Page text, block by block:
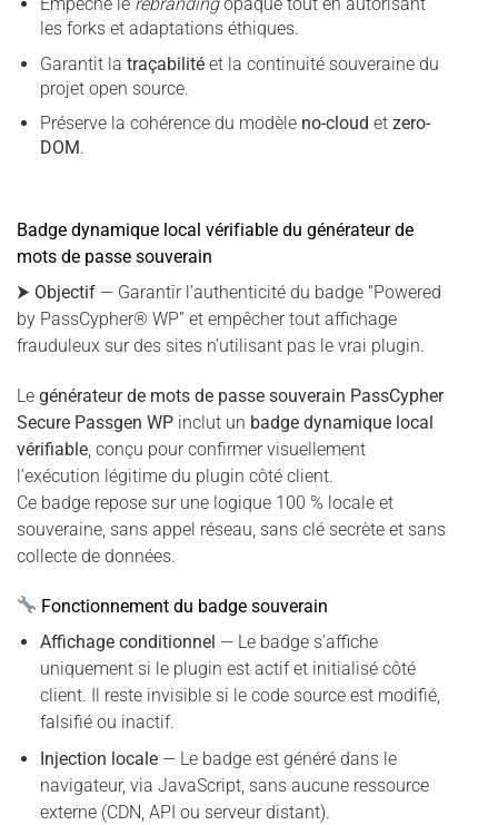
les forks et adaptations éthiques.
Garantit la traçabilitéet la continuité souveraine du
projet open source.
Préserve la cohérence du modèle no-cloud et zero-
DOM.
Badge dynamique local vérifiable du générateur de
mots de passe souverain
⮞ Objectif — Garantir l’authenticité du badge “Powered
by PassCypher® WP” et empêcher tout affichage
frauduleux sur des sites n’utilisant pas le vrai plugin.
Le générateur de mots de passe souverain PassCypher
Secure Passgen WP inclut un badge dynamique local
vérifiable, conçu pour confirmer visuellement
l’exécution légitime du plugin côté client.
Ce badge repose sur une logique 100 % locale et
souveraine, sans appel réseau, sans clé secrète et sans
collecte de données.
Fonctionnement du badge souverain
Affichage conditionnel — Le badge s’affiche
uniquement si le plugin est actif et initialisé côté
client. Il reste invisible si le code source est modifié,
falsifié ou inactif.
Injection locale— Le badge est généré dans le
navigateur, via JavaScript, sans aucune ressource
externe (CDN, API ou serveur distant).